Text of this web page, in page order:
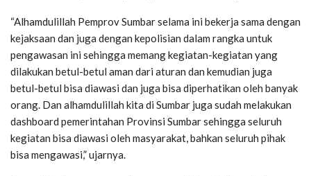
“Alhamdulillah Pemprov Sumbar selama ini bekerja sama dengan
kejaksaan dan juga dengan kepolisian dalam rangka untuk
pengawasan ini sehingga memang kegiatan-kegiatan yang
dilakukan betul-betul aman dari aturan dan kemudian juga
betul-betul bisa diawasi dan juga bisa diperhatikan oleh banyak
orang. Dan alhamdulillah kita di Sumbar juga sudah melakukan
dashboard pemerintahan Provinsi Sumbar sehingga seluruh
kegiatan bisa diawasi oleh masyarakat, bahkan seluruh pihak
bisa mengawasi,” ujarnya.